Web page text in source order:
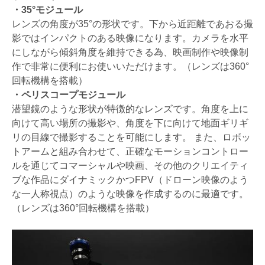
・35°モジュール
レンズの角度が35°の形状です。下から近距離であおる撮
影ではインパクトのある映像になります。カメラを水平
にしながら傾斜角度を維持できる為、映画制作や映像制
作で非常に便利にお使いいただけます。（レンズは360°
回転機構を搭載）
・ペリスコープモジュール
潜望鏡のような形状が特徴的なレンズです。角度を上に
向けて高い場所の撮影や、角度を下に向けて地面ギリギ
リの目線で撮影することを可能にします。 また、ロボッ
トアームと組み合わせて、正確なモーションコントロー
ルを通じてコマーシャルや映画、その他のクリエイティ
ブな作品にダイナミックかつFPV（ドローン映像のよう
な一人称視点）のような映像を作成するのに最適です。
（レンズは360°回転機構を搭載）